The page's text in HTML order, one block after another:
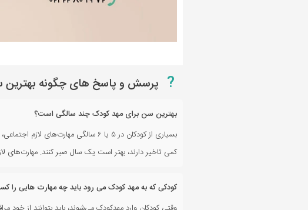
? پرسش و پاسخ های چگونه
بهترین سن برای مهد کودک چند سالگی است؟
بسیاری از کودکان در ۵ یا ۶ سالگی
کمی تاخیر دارند، بهتر است یک سال صبر کنند.
کودکی که به مهد کودک می رود باید چه مهارت هایی را